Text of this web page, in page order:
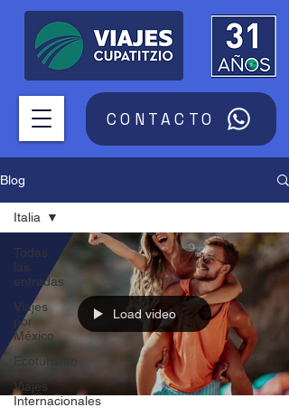
CONTACTO
Blog
Todas
las
entradas
Viajes
por
México
Ecoturismo
Viajes
Internacionales
Italia
Load video